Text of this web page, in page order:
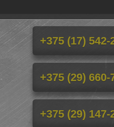
+375 (17) 542-
+375 (29) 660-
+375 (29) 147-